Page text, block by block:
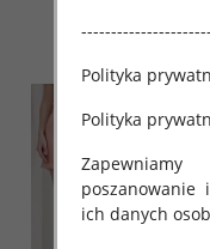
Polityka
Polityka
poszanowanie
ich danych